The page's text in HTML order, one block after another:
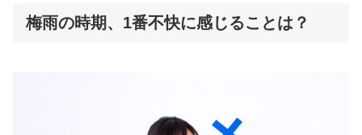
梅雨の時期、1番不快に感じることは？